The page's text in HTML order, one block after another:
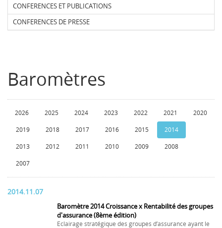
CONFERENCES ET PUBLICATIONS
CONFERENCES DE PRESSE
Baromètres
2026 2025 2024 2023 2022 2021 2020
2019 2018 2017 2016 2015 2014
2013 2012 2011 2010 2009 2008
2007
2014.11.07
Baromètre 2014 Croissance x Rentabilité des groupes
d'assurance (8ème édition)
Eclairage stratégique des groupes d’assurance ayant le